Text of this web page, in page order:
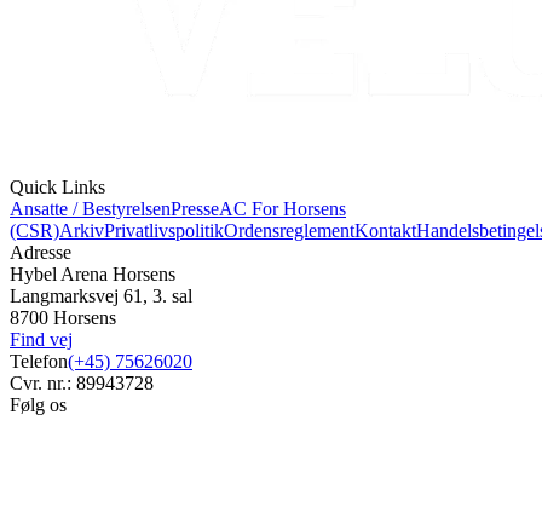
Quick Links
Ansatte / BestyrelsenPresseAC For Horsens
(CSR)ArkivPrivatlivspolitikOrdensreglementKontakt
Adresse
Hybel Arena Horsens
Langmarksvej 61, 3. sal
8700 Horsens
Find vej
Telefon(+45) 75626020
Cvr. nr.: 89943728
Følg os